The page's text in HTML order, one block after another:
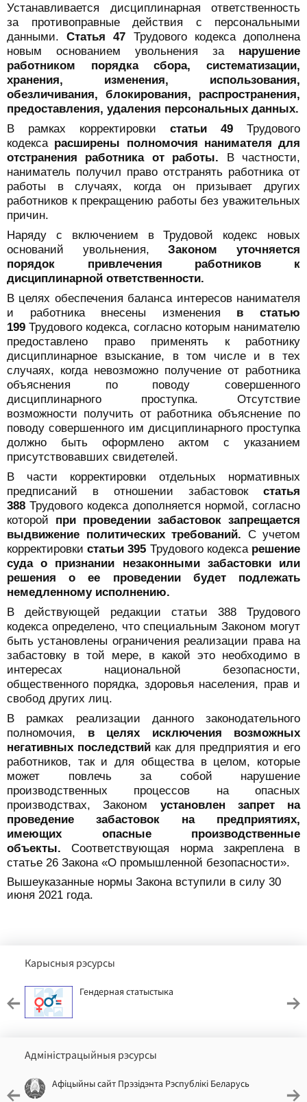
Устанавливается дисциплинарная ответственность
за противоправные действия с персональными
данными.Статья 47 Трудового кодекса дополнена
новым основанием увольнения за нарушение
работником порядка сбора, систематизации,
хранения, изменения, использования,
обезличивания, блокирования, распространения,
предоставления, удаления персональных данных.
В рамках корректировки статьи 49 Трудового
кодекса расширены полномочия нанимателя для
отстранения работника от работы. В частности,
наниматель получил право отстранять работника от
работы в случаях, когда он призывает других
работников к прекращению работы без уважительных
причин.
Наряду с включением в Трудовой кодекс новых
оснований увольнения,Законом уточняется
порядок привлечения работников к
дисциплинарной ответственности.
В целях обеспечения баланса интересов нанимателя
и работника внесены изменения в статью
199 Трудового кодекса, согласно которым нанимателю
предоставлено право применять к работнику
дисциплинарное взыскание, в том числе и в тех
случаях, когда невозможно получение от работника
объяснения по поводу совершенного
дисциплинарного проступка. Отсутствие
возможности получить от работника объяснение по
поводу совершенного им дисциплинарного проступка
должно быть оформлено актом с указанием
присутствовавших свидетелей.
В части корректировки отдельных нормативных
предписаний в отношении забастовок статья
388 Трудового кодекса дополняется нормой, согласно
которой при проведении забастовок запрещается
выдвижение политических требований. С учетом
корректировкистатьи 395 Трудового кодекса решение
суда о признании незаконными забастовки или
решения о ее проведении будет подлежать
немедленному исполнению.
В действующей редакции статьи 388 Трудового
кодекса определено, что специальным Законом могут
быть установлены ограничения реализации права на
забастовку в той мере, в какой это необходимо в
интересах национальной безопасности,
общественного порядка, здоровья населения, прав и
свобод других лиц.
В рамках реализации данного законодательного
полномочия, в целях исключения возможных
негативных последствий как для предприятия и его
работников, так и для общества в целом, которые
может повлечь за собой нарушение
производственных процессов на опасных
производствах, Законом установлен запрет на
проведение забастовок на предприятиях,
имеющих опасные производственные
объекты. Соответствующая норма закреплена в
статье 26 Закона «О промышленной безопасности».
Вышеуказанные нормы Закона вступили в силу 30
июня 2021 года.
Карысныя рэсурсы
Гендерная статыстыка
Адміністрацыйныя рэсурсы
Афіцыйны сайт Прэзідэнта Рэспублікі Беларусь